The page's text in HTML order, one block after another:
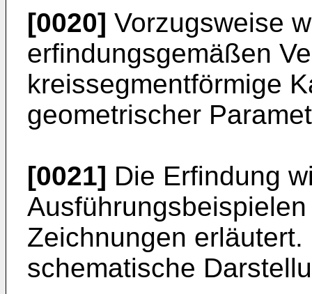
[0020] Vorzugsweise
erfindungsgemäßen
kreissegmentförmige
geometrischer
[0021] Die Erfindung
Zeichnungen
schematische